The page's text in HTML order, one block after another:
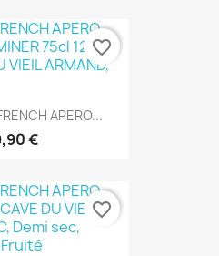
APERO...
€
favorite_border
favorite_border